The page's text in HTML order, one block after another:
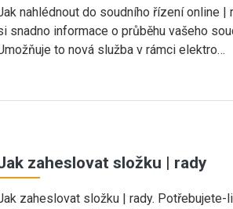
nahlédnout do soudního řízení online |
snadno informace o průběhu vašeho
to nová služba v rámci elektro…
zaheslovat složku | rady
zaheslovat složku | rady. Potřebujete-